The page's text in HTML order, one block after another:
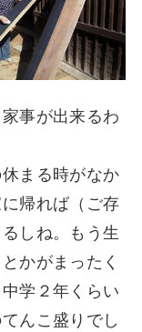
事が出来るわ
まる時がなか
帰れば（ご存
しね。もう生
かがまったく
学２年くらい
んこ盛りでし